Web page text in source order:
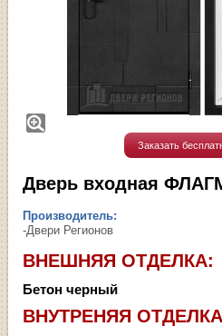
Заказать
Дверь входная
Производитель:
-Двери Регионов
ВНЕШНЯЯ ОТДЕЛКА:
Бетон черный
ВНУТРЕНЯЯ